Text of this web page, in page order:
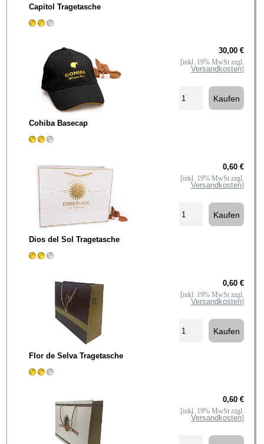
Capitol Tragetasche
Cohiba Basecap
30,00 €
[inkl. 19% MwSt zzgl.
Versandkosten]
Dios del Sol Tragetasche
0,60 €
[inkl. 19% MwSt zzgl.
Versandkosten]
Flor de Selva Tragetasche
0,60 €
[inkl. 19% MwSt zzgl.
Versandkosten]
0,60 €
[inkl. 19% MwSt zzgl.
Versandkosten]